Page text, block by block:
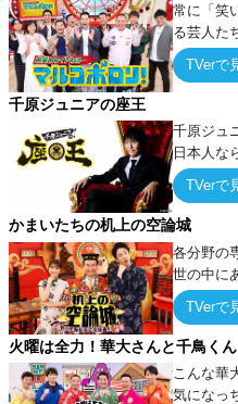
常に「笑
る芸人た
出でて、
TVerで
千原ジュニアの座王
千原ジュ
日本人な
ーム』を
ケ・歌…
タを競い
TVerで
かまいたちの机上の空論城
各分野の
世の中に
みたらこ
論”に若
TVerで
火曜は全力！華大さんと千鳥くん
こんな華
気になっ